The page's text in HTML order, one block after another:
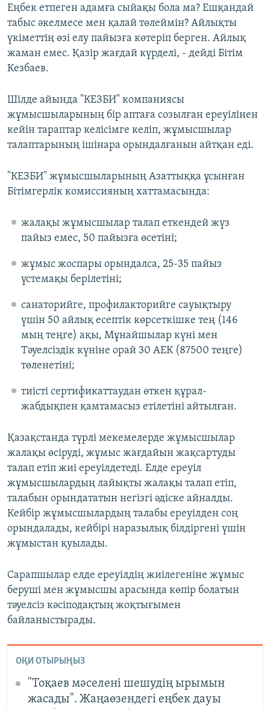
Еңбек етпеген адамға сыйақы бола ма? Ешқандай
табыс әкелмесе мен қалай төлеймін? Айлықты
үкіметтің өзі елу пайызға көтеріп берген. Айлық
жаман емес. Қазір жағдай күрделі, - дейді Бітім
Кезбаев.
Шілде айында "КЕЗБИ" компаниясы
жұмысшыларының бір аптаға созылған ереуілінен
кейін тараптар келісімге келіп, жұмысшылар
талаптарының ішінара орындалғанын айтқан еді.
"КЕЗБИ" жұмысшыларының Азаттыққа ұсынған
Бітімгерлік комиссияның хаттамасында:
жалақы жұмысшылар талап еткендей жүз
пайыз емес, 50 пайызға өсетіні;
жұмыс жоспары орындалса, 25-35 пайыз
үстемақы берілетіні;
санаторийге, профилакторийге сауықтыру
үшін 50 айлық есептік көрсеткішке тең (146
мың теңге) ақы, Мұнайшылар күні мен
Тәуелсіздік күніне орай 30 АЕК (87500 теңге)
төленетіні;
тиісті сертификаттаудан өткен құрал-
жабдықпен қамтамасыз етілетіні айтылған.
Қазақстанда түрлі мекемелерде жұмысшылар
жалақы өсіруді, жұмыс жағдайын жақсартуды
талап етіп жиі ереуілдетеді. Елде ереуіл
жұмысшылардың лайықты жалақы талап етіп,
талабын орындататын негізгі әдіске айналды.
Кейбір жұмысшылардың талабы ереуілден соң
орындалады, кейбірі наразылық білдіргені үшін
жұмыстан қуылады.
Сарапшылар елде ереуілдің жиілегеніне жұмыс
беруші мен жұмысшы арасында көпір болатын
тәуелсіз кәсіподақтың жоқтығымен
байланыстырады.
ОҚИ ОТЫРЫҢЫЗ
"Тоқаев мәселені шешудің ырымын
жасады". Жаңаөзендегі еңбек дауы